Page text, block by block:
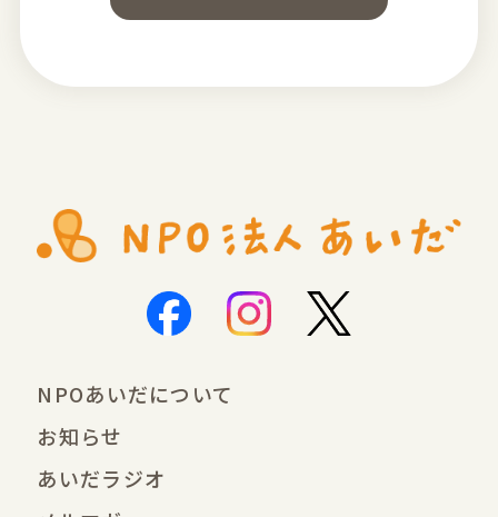
NPOあいだについて
お知らせ
あいだラジオ